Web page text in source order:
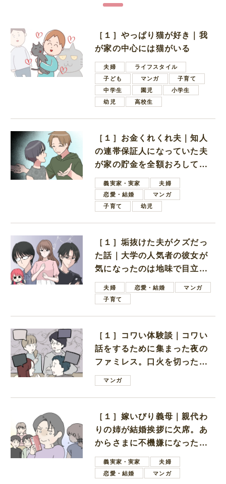
［１］やっぱり猫が好き｜我
が家の中心には猫がいる
夫婦
ライフスタイル
子ども
マンガ
子育て
中学生
園児
小学生
幼児
高校生
［１］お金くれくれ夫｜知人
の連帯保証人になっていた夫
が家の貯金を全額おろしてほ
しいと言ってきた
義実家・実家
夫婦
恋愛・結婚
マンガ
子育て
幼児
［１］垢抜けた夫がクズだっ
た話｜大学の人気者の彼女が
気になったのは地味で目立た
ない男子学生
夫婦 恋愛・結婚
マンガ
子育て
［１］コワい体験談｜コワい
話をするために集まった夜の
ファミレス。口火を切ったの
は電車好きの男の子ママ
マンガ
［１］嫁いびり義母｜親代わ
りの姉が結婚挨拶に欠席。あ
からさまに不機嫌になった義
母義実家・実家
夫婦
恋愛・結婚
マンガ